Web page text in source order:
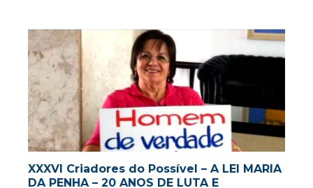
XXXVI Criadores do Possível – A LEI MARIA
DA PENHA – 20 ANOS DE LUTA E